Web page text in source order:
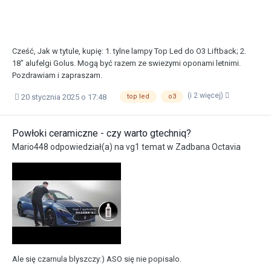
Cześć, Jak w tytule, kupię: 1. tylne lampy Top Led do O3 Liftback; 2.
18" alufelgi Golus. Mogą być razem ze swiezymi oponami letnimi.
Pozdrawiam i zapraszam.
20 stycznia 2025 o 17:48 top led o3 (i 2 więcej)
Powłoki ceramiczne - czy warto gtechniq?
Mario448 odpowiedział(a) navg1 temat w Zadbana Octavia
Ale się czarnula blyszczy:) ASO się nie popisalo.